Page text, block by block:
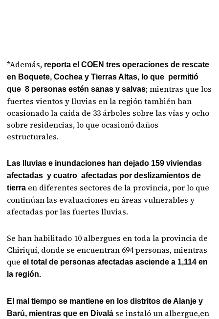
*Además, reporta el COEN tres operaciones de rescate
en Boquete, Cochea y Tierras Altas, lo que permitió
que 8 personas estén sanas y salvas; mientras que los
fuertes vientos y lluvias en la región también han
ocasionado la caída de 33 árboles sobre las vías y ocho
sobre residencias, lo que ocasionó daños
estructurales.
Las lluvias e inundaciones han dejado 159 viviendas
afectadas y cuatro afectadas por deslizamientos de
tierra en diferentes sectores de la provincia, por lo que
continúan las evaluaciones en áreas vulnerables y
afectadas por las fuertes lluvias.
Se han habilitado 10 albergues en toda la provincia de
Chiriquí, donde se encuentran 694 personas, mientras
queel total de personas afectadas asciende a 1,114 en
la región.
El mal tiempo se mantiene en los distritos de Alanje y
Barú, mientras que en Divalá se instaló un albergue,en